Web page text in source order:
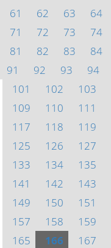
61
62 63 64
71
72 73 74
81
82 83 84
91
92 93 94
101
102 103
109
110 111
117
118 119
125
126 127
133
134 135
141
142 143
149
150 151
157
158 159
165
166 167